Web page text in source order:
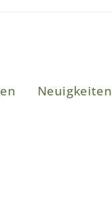
Neuigkeiten